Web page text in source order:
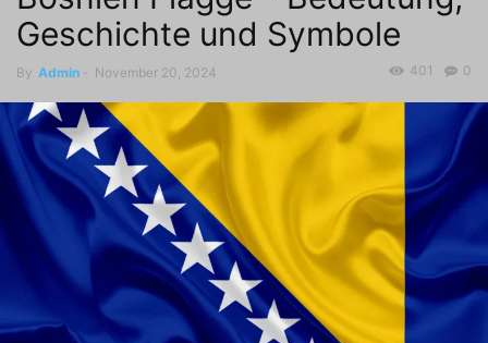
Geschichte und Symbole
By Admin - November 20, 2024 0
401